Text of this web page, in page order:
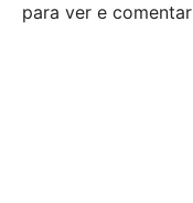
para ver e comentar